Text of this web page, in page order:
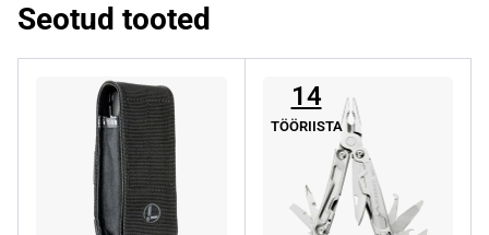
Seotud tooted
14
TÖÖRIISTA